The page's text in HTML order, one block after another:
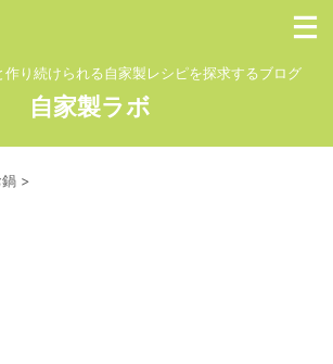
作り続けられる自家製レシピを探求するブログ
自家製ラボ
>